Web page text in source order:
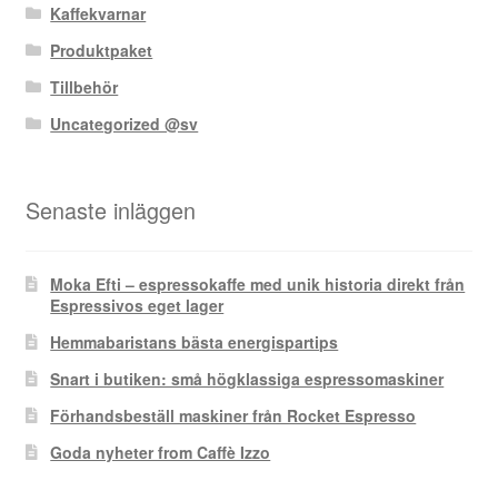
Kaffekvarnar
Produktpaket
Tillbehör
Uncategorized @sv
Senaste inläggen
Moka Efti – espressokaffe med unik historia direkt från
Espressivos eget lager
Hemmabaristans bästa energispartips
Snart i butiken: små högklassiga espressomaskiner
Förhandsbeställ maskiner från Rocket Espresso
Goda nyheter from Caffè Izzo